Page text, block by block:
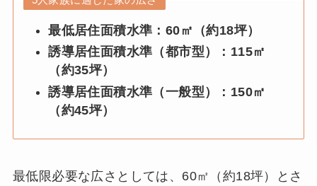
最低居住面積水準：60㎡（約18坪）
誘導居住面積水準（都市型）：115㎡
（約35坪）
誘導居住面積水準（一般型）：150㎡
（約45坪）
最低限必要な広さとしては、60㎡（約18坪）とさ